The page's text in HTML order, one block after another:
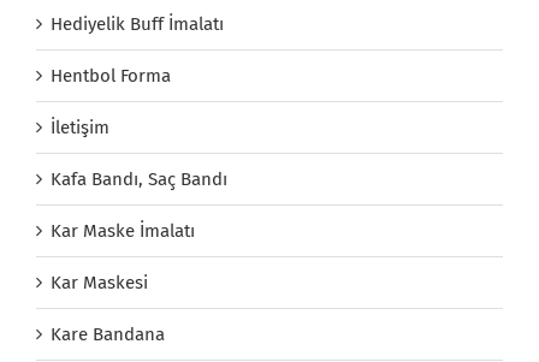
Hediyelik Buff İmalatı
Hentbol Forma
İletişim
Kafa Bandı, Saç Bandı
Kar Maske İmalatı
Kar Maskesi
Kare Bandana